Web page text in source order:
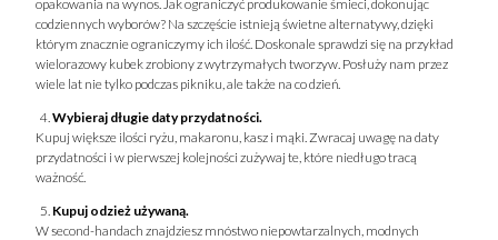
opakowania na wynos. Jak ograniczyć produkowanie śmieci, dokonując
codziennych wyborów? Na szczęście istnieją świetne alternatywy, dzięki
którym znacznie ograniczymy ich ilość. Doskonale sprawdzi się na przykład
wielorazowy kubek zrobiony z wytrzymałych tworzyw. Posłuży nam przez
wiele lat nie tylko podczas pikniku, ale także na co dzień.
Wybieraj długie daty przydatności.
Kupuj większe ilości ryżu, makaronu, kasz i mąki. Zwracaj uwagę na daty
przydatności i w pierwszej kolejności zużywaj te, które niedługo tracą
ważność.
Kupuj odzież używaną.
W second-handach znajdziesz mnóstwo niepowtarzalnych, modnych